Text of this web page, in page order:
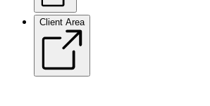
Client Area